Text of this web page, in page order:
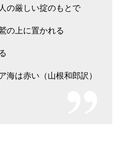
の厳しい掟のもとで
の上に置かれる
は赤い（山根和郎訳）